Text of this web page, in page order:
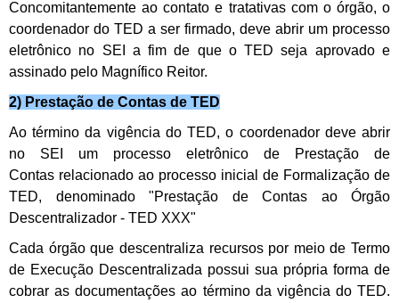
Concomitantemente ao contato e tratativas com o órgão, o
coordenador do TED a ser firmado, deve abrir um processo
eletrônico no SEI a fim de que o TED seja aprovado e
assinado pelo Magnífico Reitor.
2) Prestação de Contas de TED
Ao término da vigência do TED, o coordenador deve abrir
no SEI um processo eletrônico de Prestação de
Contas relacionado ao processo inicial de Formalização de
TED, denominado "Prestação de Contas ao Órgão
Descentralizador - TED XXX"
Cada órgão que descentraliza recursos por meio de Termo
de Execução Descentralizada possui sua própria forma de
cobrar as documentações ao término da vigência do TED.